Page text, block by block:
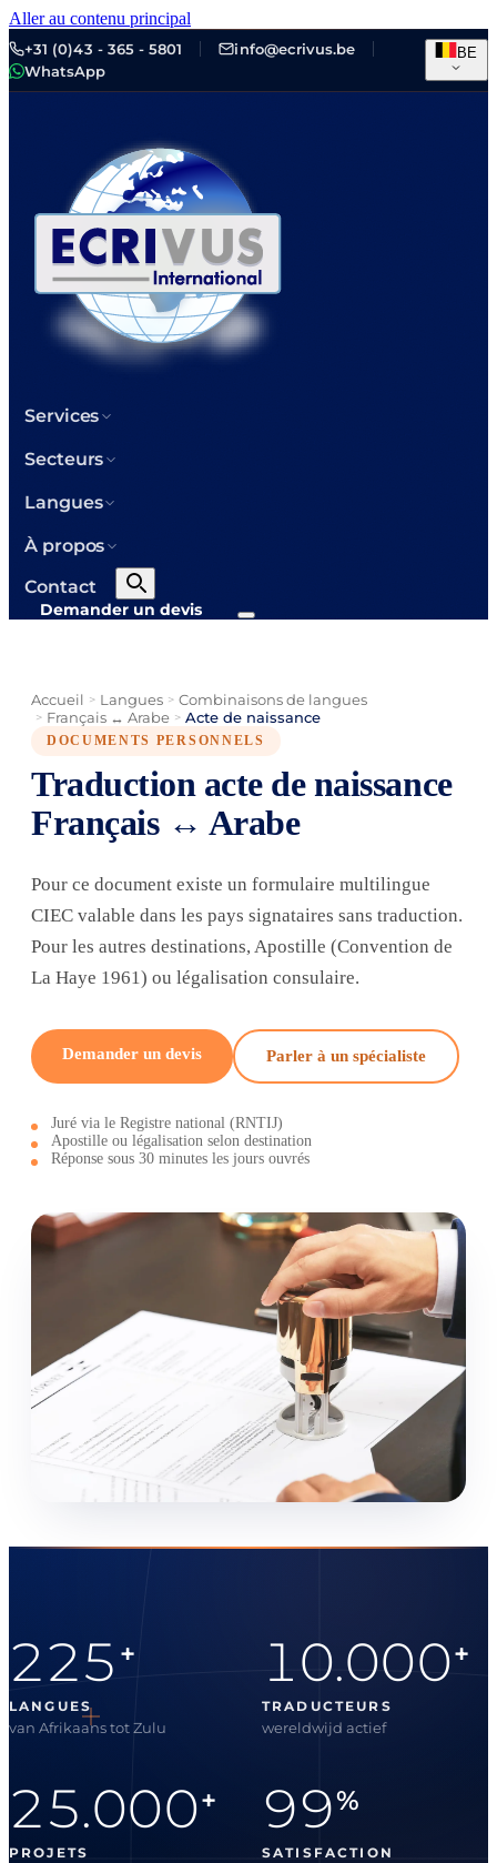
Aller au contenu principal
+31 (0)43 - 365 - 5801
info@ecrivus.be
WhatsApp
BE
Services
Secteurs
Langues
À propos
Contact
Demander un devis
Accueil > Langues > Combinaisons de langues
> Français ↔ Arabe > Acte de naissance
DOCUMENTS PERSONNELS
Traduction acte de naissance
Français ↔ Arabe
Pour ce document existe un formulaire multilingue
CIEC valable dans les pays signataires sans traduction.
Pour les autres destinations, Apostille (Convention de
La Haye 1961) ou légalisation consulaire.
Demander un devis Parler à un spécialiste
Juré via le Registre national (RNTIJ)
Apostille ou légalisation selon destination
Réponse sous 30 minutes les jours ouvrés
225 +
LANGUES
van Afrikaans tot Zulu
10.000+
TRADUCTEURS
wereldwijd actief
25.000+
PROJETS
99%
SATISFACTION